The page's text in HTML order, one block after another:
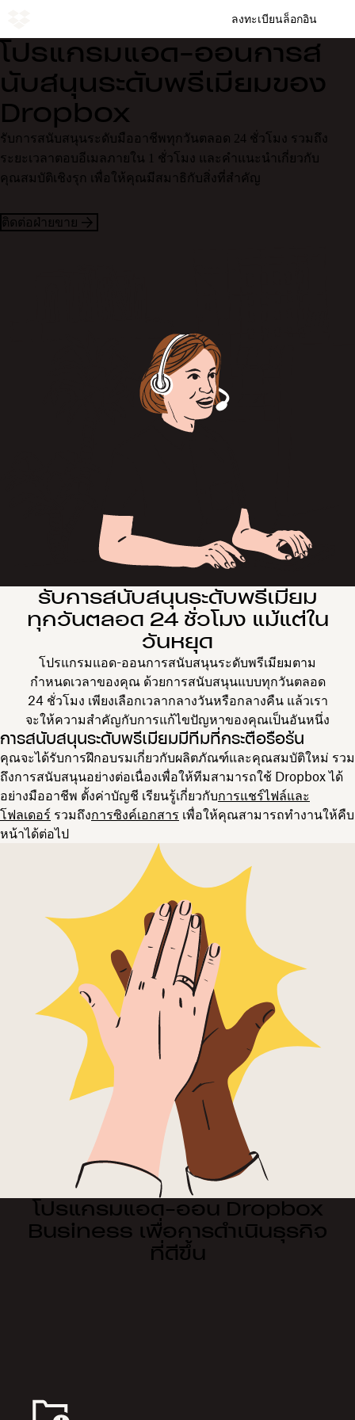
ลงทะเบียนล็อกอิน
โปรแกรมแอด-ออนการส
นับสนุนระดับพรีเมียมของ
Dropbox
รับการสนับสนุนระดับมืออาชีพทุกวันตลอด 24 ชั่วโมง รวมถึง
ระยะเวลาตอบอีเมลภายใน 1 ชั่วโมง และคำแนะนำเกี่ยวกับ
คุณสมบัติเชิงรุก เพื่อให้คุณมีสมาธิกับสิ่งที่สำคัญ
ติดต่อฝ่ายขาย
รับการสนับสนุนระดับพรีเมียม
ทุกวันตลอด 24 ชั่วโมง แม้แต่ใน
วันหยุด
โปรแกรมแอด-ออนการสนับสนุนระดับพรีเมียมตาม
กำหนดเวลาของคุณ ด้วยการสนับสนุนแบบทุกวันตลอด
24 ชั่วโมง เพียงเลือกเวลากลางวันหรือกลางคืน แล้วเรา
จะให้ความสำคัญกับการแก้ไขปัญหาของคุณเป็นอันหนึ่ง
การสนับสนุนระดับพรีเมียมมีทีมที่กระตือรือร้น
คุณจะได้รับการฝึกอบรมเกี่ยวกับผลิตภัณฑ์และคุณสมบัติใหม่ รวม
ถึงการสนับสนุนอย่างต่อเนื่องเพื่อให้ทีมสามารถใช้ Dropbox ได้
อย่างมืออาชีพ ตั้งค่าบัญชี เรียนรู้เกี่ยวกับการแชร์ไฟล์และ
โฟลเดอร์ รวมถึงการซิงค์เอกสาร เพื่อให้คุณสามารถทำงานให้คืบ
หน้าได้ต่อไป
โปรแกรมแอด-ออน Dropbox
Business เพื่อการดำเนินธุรกิจ
ที่ดีขึ้น